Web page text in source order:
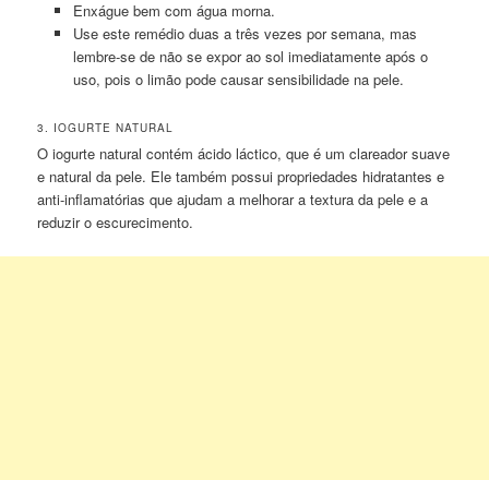
Enxágue bem com água morna.
Use este remédio duas a três vezes por semana, mas
lembre-se de não se expor ao sol imediatamente após o
uso, pois o limão pode causar sensibilidade na pele.
3. IOGURTE NATURAL
O iogurte natural contém ácido láctico, que é um clareador suave
e natural da pele. Ele também possui propriedades hidratantes e
anti-inflamatórias que ajudam a melhorar a textura da pele e a
reduzir o escurecimento.